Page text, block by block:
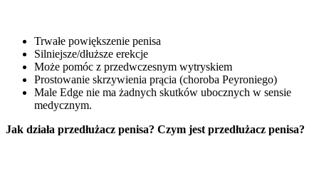
Trwałe powiększenie penisa
Silniejsze/dłuższe erekcje
Może pomóc z przedwczesnym wytryskiem
Prostowanie skrzywienia prącia (choroba Peyroniego)
Male Edge nie ma żadnych skutków ubocznych w sensie
medycznym.
Jak działa przedłużacz penisa? Czym jest przedłużacz penisa?